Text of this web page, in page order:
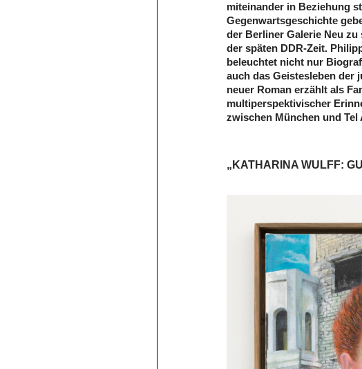
miteinander in Beziehung
Gegenwartsgeschichte
der Berliner Galerie Neu
der späten DDR-Zeit.
beleuchtet nicht nur
auch das Geistesleben der
neuer Roman erzählt als
multiperspektivischer
zwischen München und Tel
„KATHARINA WULFF: